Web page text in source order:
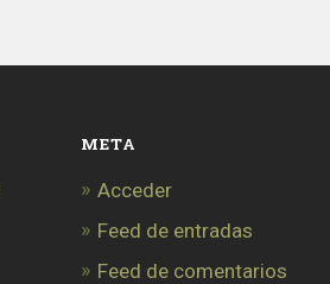
META
Acceder
Feed de entradas
Feed de comentarios